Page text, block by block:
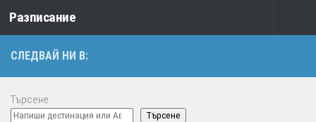
Към съдържанието
Разписание
СЛЕДВАЙ НИ В:
Търсене
Търсене